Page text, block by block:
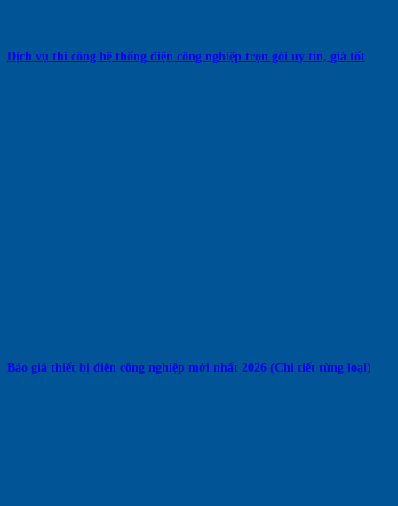
Dịch vụ thi công hệ thống điện công nghiệp trọn gói uy tín, giá tốt
Báo giá thiết bị điện công nghiệp mới nhất 2026 (Chi tiết từng loại)